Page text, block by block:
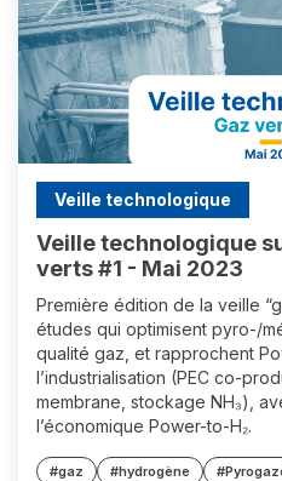
Veille technologique
Veille technologique
verts #1 - Mai 2023
Première édition de la veille
études qui optimisent pyro-/
qualité gaz, et rapprochent
l’industrialisation (PEC co-
membrane, stockage NH₃),
l’économique Power-to-H₂.
#gaz #hydrogène